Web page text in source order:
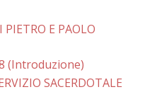
E PAOLO
(Introduzione)
SACERDOTALE